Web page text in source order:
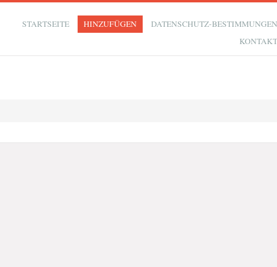
STARTSEITE HINZUFÜGEN
DATENSCHUTZ-